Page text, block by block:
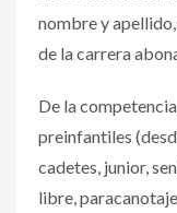
nombre y
de la carrera
De la
preinfantiles
cadetes, junior,
libre,